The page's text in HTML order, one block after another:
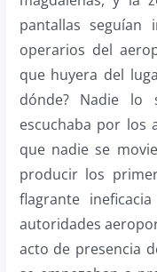
pantallas seguían
operarios del
que huyera del
dónde? Nadie
escuchaba por los
que nadie se
producir los
flagrante
autoridades
acto de presencia